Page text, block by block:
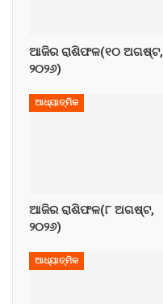
ଆଜିର ରାଶିଫଳ(୧୦ ଅଗଷ୍ଟ,
୨୦୨୬)
ଆଧ୍ୟାତ୍ମିକ
ଆଜିର ରାଶିଫଳ(୮ ଅଗଷ୍ଟ,
୨୦୨୬)
ଆଧ୍ୟାତ୍ମିକ